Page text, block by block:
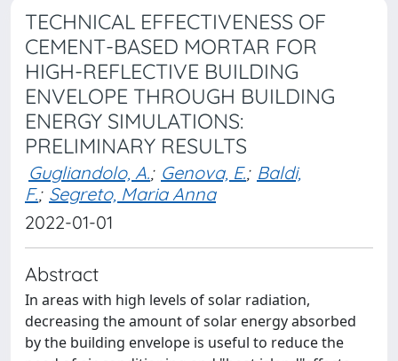
TECHNICAL EFFECTIVENESS OF
CEMENT-BASED MORTAR FOR
HIGH-REFLECTIVE BUILDING
ENVELOPE THROUGH BUILDING
ENERGY SIMULATIONS:
PRELIMINARY RESULTS
Gugliandolo, A.; Genova, E.; Baldi,
F.; Segreto, Maria Anna
2022-01-01
Abstract
In areas with high levels of solar radiation,
decreasing the amount of solar energy absorbed
by the building envelope is useful to reduce the